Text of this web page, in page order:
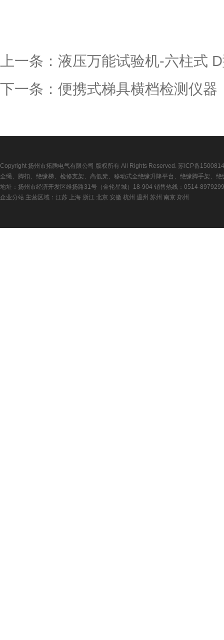
上一条： 液压万能试验机-六柱式
下一条： 便携式梯具横档检测仪器
Copyright 扬州市拓腾电气有限公司 版权所有 All Rights Reserved. 苏ICP备
全绳、脚扣、绝缘梯、检修支架、高低凳、移动式全绝缘升降平台、绝缘脚手架、
地址：扬州市经济开发区维扬路31号（金轮星城）18-904 销售热线：0514-
企业分站 主营区域： 江苏 上海 浙江 北京 安徽 杭州 温州 苏州 南京 郑州